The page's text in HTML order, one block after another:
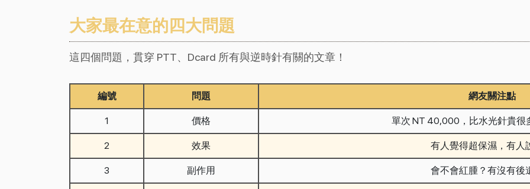
大家最在意的四大問題
這四個問題，貫穿 PTT、Dcard 所有與逆時針有關的文章！
編號 問題 網友關注點
1 價格 單次 NT 40,000，比水光針貴很
2 效果 有人覺得超保濕，有人
3 副作用 會不會紅腫？有沒有後